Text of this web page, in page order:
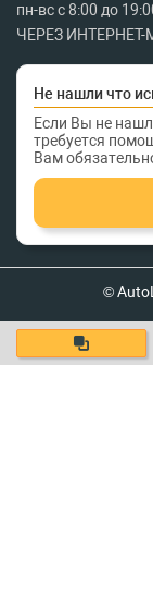
пн-вс с 8:00 до
ЧЕРЕЗ ИНТЕРНЕТ-
Не нашли что
Если Вы не
требуется
Вам
©